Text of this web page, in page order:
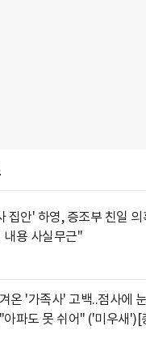
집안' 하영, 증조부 친일 의
내용 사실무근"
온 '가족사' 고백..점사에
아파도 못 쉬어" ('미우새')[